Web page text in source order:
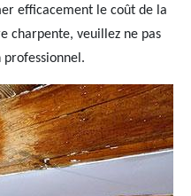
efficacement le coût de la
charpente, veuillez ne pas
professionnel.